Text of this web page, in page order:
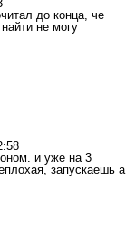
до конца, че
не могу
и уже на 3
запускаешь а